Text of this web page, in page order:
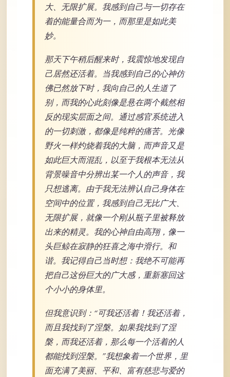
大、无限扩展。我感到自己与一切存在
着的能量合而为一，而那里是如此美
妙。
那天下午稍后醒来时，我震惊地发现自
己居然还活着。当我感到自己的心神仿
佛已然放下时，我向自己的人生道了
别，而我的心此刻像是悬在两个截然相
反的现实层面之间。通过感官系统进入
的一切刺激，都像是纯粹的痛苦。光像
野火一样灼烧着我的大脑，而声音又是
如此巨大而混乱，以至于我根本无法从
背景噪音中分辨出某一个人的声音，我
只想逃离。由于我无法辨认自己身体在
空间中的位置，我感到自己无比广大、
无限扩展，就像一个刚从瓶子里被释放
出来的精灵。我的心神自由高翔，像一
头巨鲸在寂静的狂喜之海中滑行。和
谐。我记得自己当时想：我绝不可能再
把自己这份巨大的广大感，重新塞回这
个小小的身体里。
但我意识到：“可我还活着！我还活着，
而且我找到了涅槃。如果我找到了涅
槃，而我还活着，那么每一个活着的人
都能找到涅槃。”我想象着一个世界，里
面充满了美丽、平和、富有慈悲与爱的